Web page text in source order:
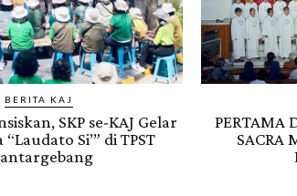
BERITA KAJ
SKP se-KAJ Gelar
Si’” di TPST
PERTAMA
SACRA